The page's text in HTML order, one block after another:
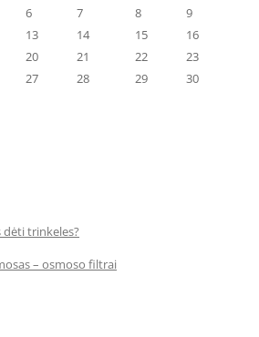
6 7 8
9
13 14 15
16
20 21 22
23
27 28 29
30
trinkeles?
– osmoso filtrai